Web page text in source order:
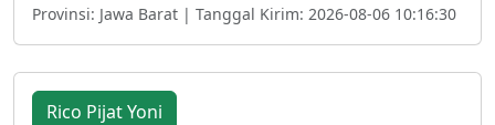
Provinsi: Jawa Barat | Tanggal Kirim: 2026-08-06 10:16:30
Rico Pijat Yoni